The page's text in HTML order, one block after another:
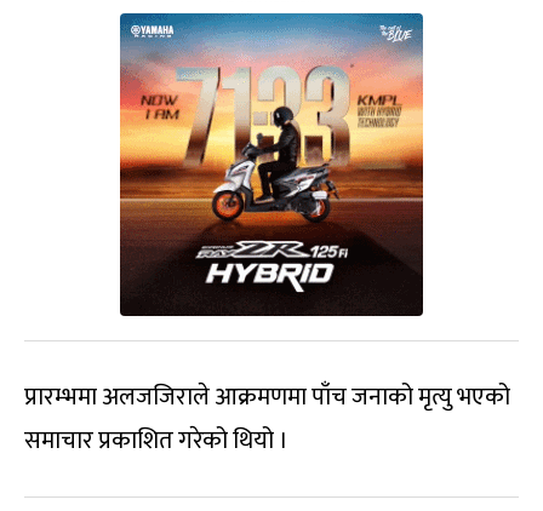
प्रारम्भमा अलजजिराले आक्रमणमा पाँच जनाको मृत्यु भएको
समाचार प्रकाशित गरेको थियो ।